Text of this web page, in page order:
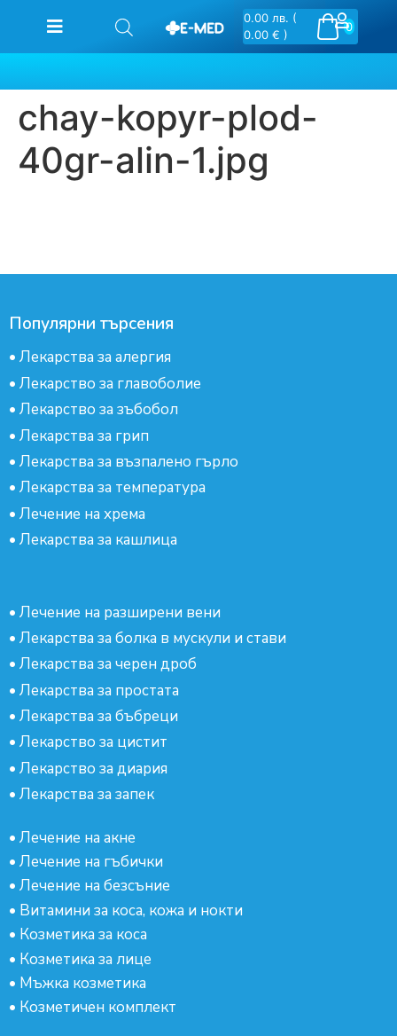
0
0.00 лв. (
0.00 € )
chay-kopyr-plod-
40gr-alin-1.jpg
Популярни търсения
• Лекарства за алергия
• Лекарство за главоболие
• Лекарство за зъбобол
• Лекарства за грип
• Лекарства за възпалено гърло
• Лекарства за температура
• Лечение на хрема
• Лекарства за кашлица
• Лечение на разширени вени
• Лекарства за болка в мускули и стави
• Лекарства за черен дроб
• Лекарства за простата
• Лекарства за бъбреци
• Лекарство за цистит
• Лекарство за диария
• Лекарства за запек
• Лечение на акне
• Лечение на гъбички
• Лечение на безсъние
• Витамини за коса, кожа и нокти
• Козметика за коса
• Козметика за лице
• Мъжка козметика
• Козметичен комплект